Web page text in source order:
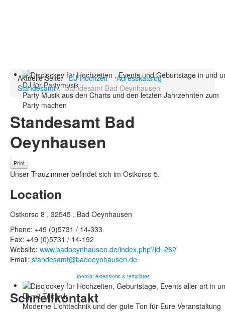
DJ für Partymusik
Party Musik aus den Charts und den letzten Jahrzehnten zum
Party machen
Dj mit Technik
Moderne Lichttechnik und der gute Ton für Eure Veranstaltung
Aktuelle Seite: DJ-Hochzeit
Adresskatalog
Standesamt
Standesamt Bad Oeynhausen
Standesamt Bad
Oeynhausen
Print
Unser Trauzimmer befindet sich im Ostkorso 5.
Location
Ostkorso 8 , 32545 , Bad Oeynhausen
Phone: +49 (0)5731 / 14-333
Fax: +49 (0)5731 / 14-192
Website: www.badoeynhausen.de/index.php?id=262
Email: standesamt@badoeynhausen.de
Joomla! extensions & templates
Schnellkontakt